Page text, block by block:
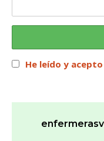
He leído y